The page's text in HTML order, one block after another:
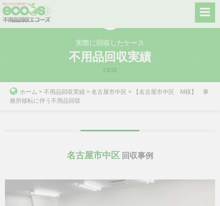
Skip
to
実際に回収したケース
不用品回収実績
CASE
ホーム > 不用品回収実績 > 名古屋市中区 >
【名古屋市中区 M様】 事
務所移転に伴う不用品回収
名古屋市中区 回収事例